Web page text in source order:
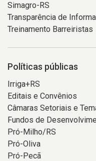
Simagro-RS
Transparência de
Treinamento Barreiristas
Políticas públicas
Irriga+RS
Editais e Convênios
Câmaras Setoriais e
Fundos de
Pró-Milho/RS
Pró-Oliva
Pró-Pecã